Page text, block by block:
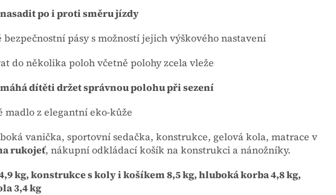
po i proti směru jízdy
pásy s možností jejich výškového nastavení
do několika poloh včetně polohy zcela vleže
dítěti držet správnou polohu při sezení
madlo z elegantní eko-kůže
vanička, sportovní sedačka, konstrukce, gelová kola, matrace v
rukojeť, nákupní odkládací košík na konstrukci a nánožníky.
kg, konstrukce s koly i košíkem 8,5 kg, hluboká korba 4,8 kg,
3,4 kg